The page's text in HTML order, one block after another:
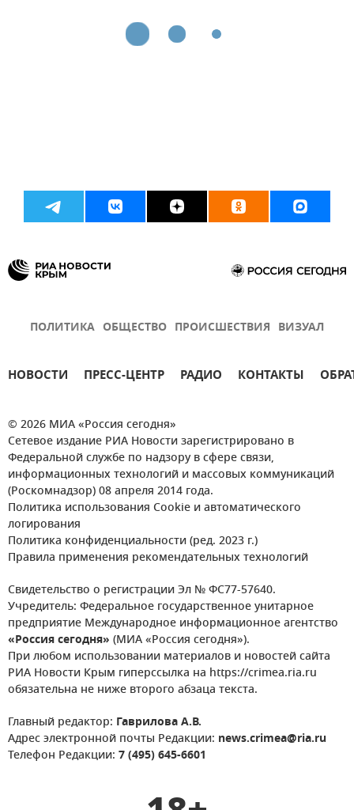
ПОЛИТИКА ОБЩЕСТВО ПРОИСШЕСТВИЯ ВИЗУАЛ
НОВОСТИ ПРЕСС-ЦЕНТР РАДИО КОНТАКТЫ
© 2026 МИА «Россия сегодня»
Сетевое издание РИА Новости зарегистрировано в
Федеральной службе по надзору в сфере связи,
информационных технологий и массовых коммуникаций
(Роскомнадзор) 08 апреля 2014 года.
Политика использования Cookie и автоматического
логирования
Политика конфиденциальности (ред. 2023 г.)
Правила применения рекомендательных технологий
Свидетельство о регистрации Эл № ФС77-57640.
Учредитель: Федеральное государственное унитарное
предприятие Международное информационное агентство
«Россия сегодня» (МИА «Россия сегодня»).
При любом использовании материалов и новостей сайта
РИА Новости Крым гиперссылка на https://crimea.ria.ru
обязательна не ниже второго абзаца текста.
Главный редактор: Гаврилова А.В.
Адрес электронной почты Редакции: news.crimea@ria.ru
Телефон Редакции: 7 (495) 645-6601